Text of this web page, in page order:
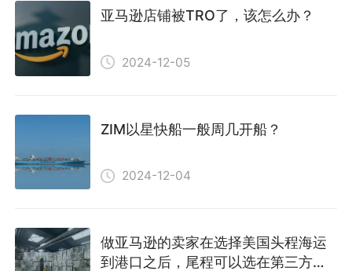
亚马逊店铺被TRO了，该怎么办？
2024-12-05
ZIM以星快船一般周几开船？
2024-12-04
做亚马逊的卖家在选择美国头程海运
到港口之后，尾程可以选在第三方仓